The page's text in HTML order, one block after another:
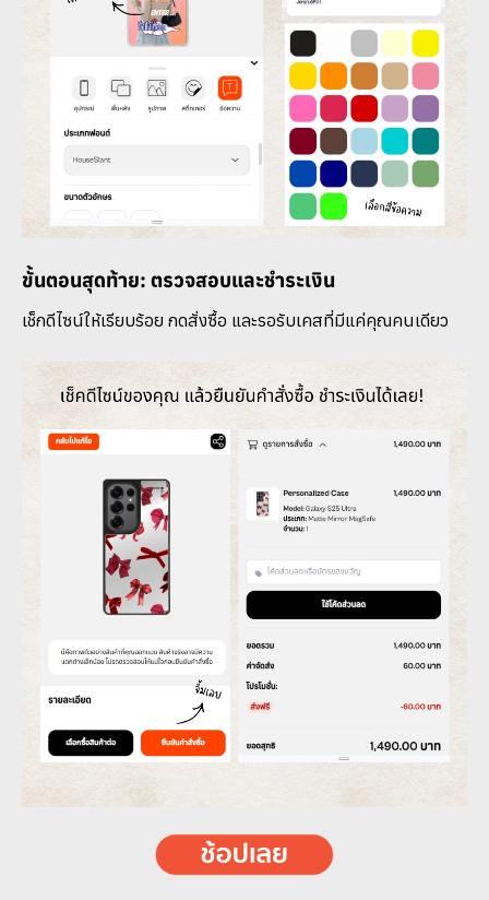
ขั้นตอนสุดท้าย: ตรวจสอบและชำระเงิน
เช็กดีไซน์ให้เรียบร้อย กดสั่งซื้อ และรอรับเคสที่มีแค่คุณคนเดียว